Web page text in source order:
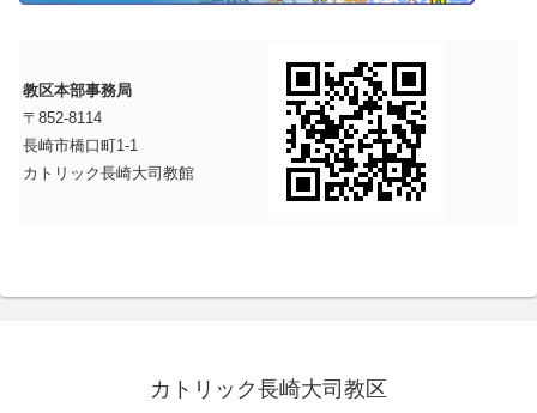
教区本部事務局
〒852-8114
長崎市橋口町1-1
カトリック長崎大司教館
カトリック長崎大司教区